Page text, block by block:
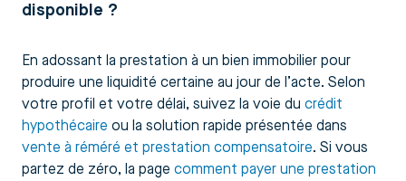
disponible ?
En adossant la prestation à un bien immobilier pour
produire une liquidité certaine au jour de l’acte. Selon
votre profil et votre délai, suivez la voie du crédit
hypothécaire ou la solution rapide présentée dans
vente à réméré et prestation compensatoire. Si vous
partez de zéro, la page comment payer une prestation